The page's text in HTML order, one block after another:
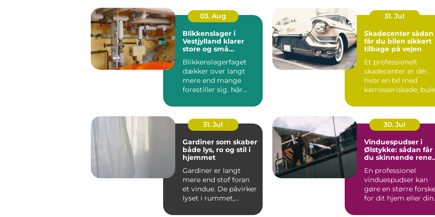
03. Aug
Blikkenslager i
Vestjylland klarer
store og små
Blikkenslagerfaget
dækker over langt
mere end mange
forestiller sig. Når
31. Jul
Skadecenter sådan
får du bilen sikkert
tilbage på vejen
Et professionelt
skadecenter er dér,
hvor en bil med
karrosseriskade,
b...
31. Jul
Gardiner som skaber
både lys, ro og stil i
hjemmet
Gardiner er langt
mere end stof foran
et vindue. De påvirker
lyset i rummet,
30. Jul
Vinduespudser i
Ølstykke: sådan får
du skinnende rene
En professionel
vinduespudser kan
gøre en større
for dit hjem eller din